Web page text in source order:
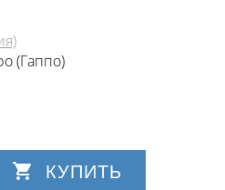
(Гаппо)
КУПИТЬ